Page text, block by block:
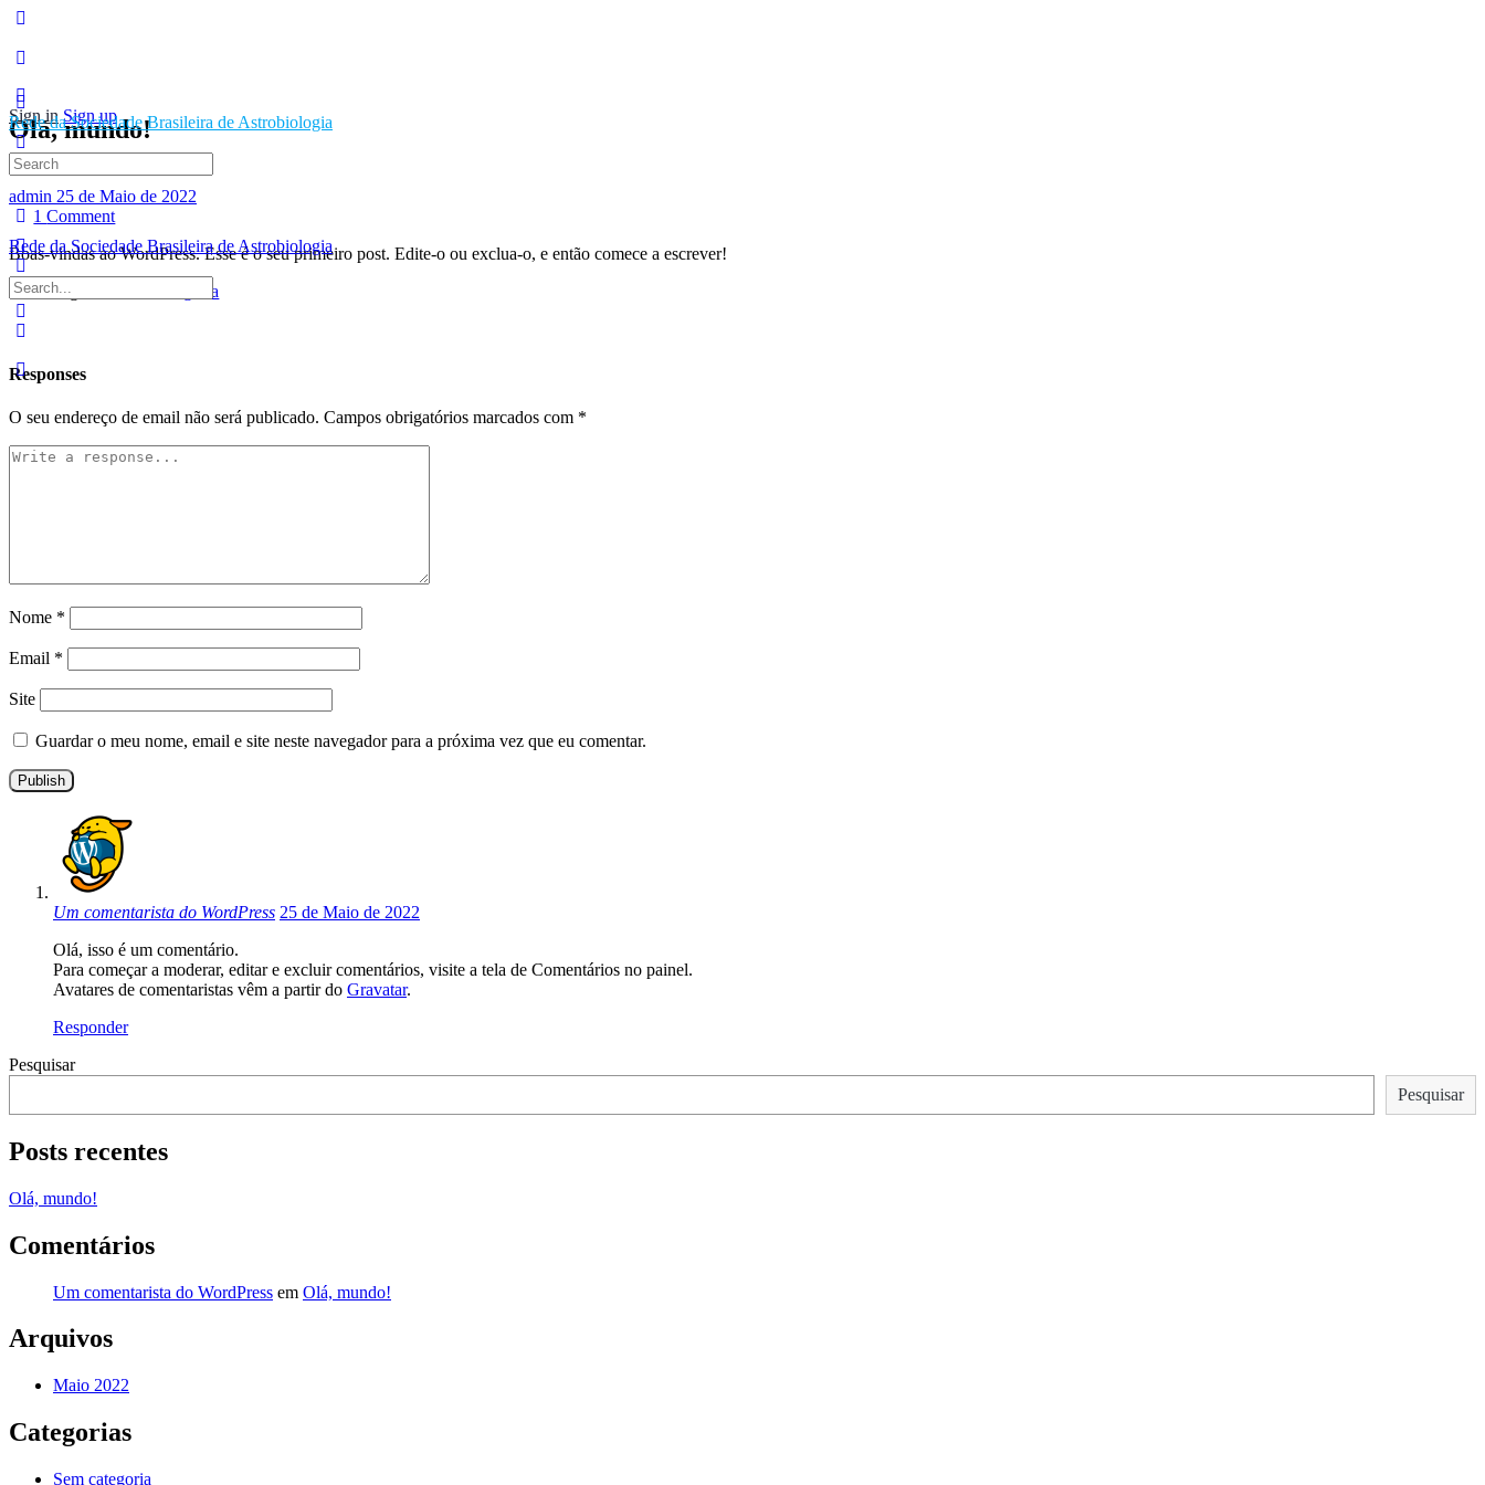
Sign in Sign up
Rede da Sociedade Brasileira de Astrobiologia
Search
for:
Rede da Sociedade Brasileira de Astrobiologia
Search
for:
Olá, mundo!
admin 25 de Maio de 2022
1Comment
Boas-vindas ao WordPress. Esse é o seu primeiro post. Edite-o ou exclua-o, e então comece a escrever!
Categories:
Sem categoria
Responses
O seu endereço de email não será publicado. Campos obrigatórios marcados com *
Nome *
Email *
Site
Guardar o meu nome, email e site neste navegador para a próxima vez que eu comentar.
Um comentarista do WordPress 25 de Maio de 2022
Olá, isso é um comentário.
Para começar a moderar, editar e excluir comentários, visite a tela de Comentários no painel.
Avatares de comentaristas vêm a partir do Gravatar.
Responder
Pesquisar
Pesquisar
Posts recentes
Olá, mundo!
Comentários
Um comentarista do WordPress em Olá, mundo!
Arquivos
Maio 2022
Categorias
Sem categoria